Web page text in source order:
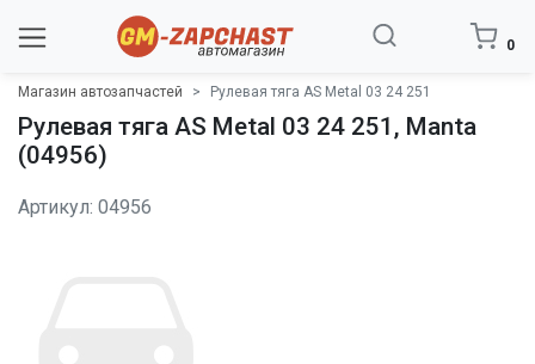
0
Магазин автозапчастей Рулевая тяга AS Metal 03 24 251
Рулевая тяга AS Metal 03 24 251, Manta
(04956)
Артикул: 04956